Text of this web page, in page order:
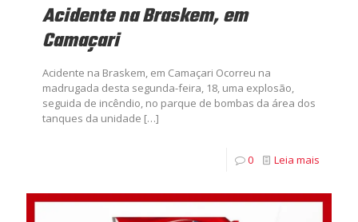
Acidente na Braskem, em
Camaçari
Acidente na Braskem, em Camaçari Ocorreu na
madrugada desta segunda-feira, 18, uma explosão,
seguida de incêndio, no parque de bombas da área dos
tanques da unidade […]
0 Leia mais